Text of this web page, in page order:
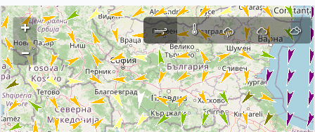
+
–